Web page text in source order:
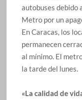
autobuses debido
Metro por un
En Caracas, los
permanecen
al mínimo. El
la tarde del lunes.
«La calidad de